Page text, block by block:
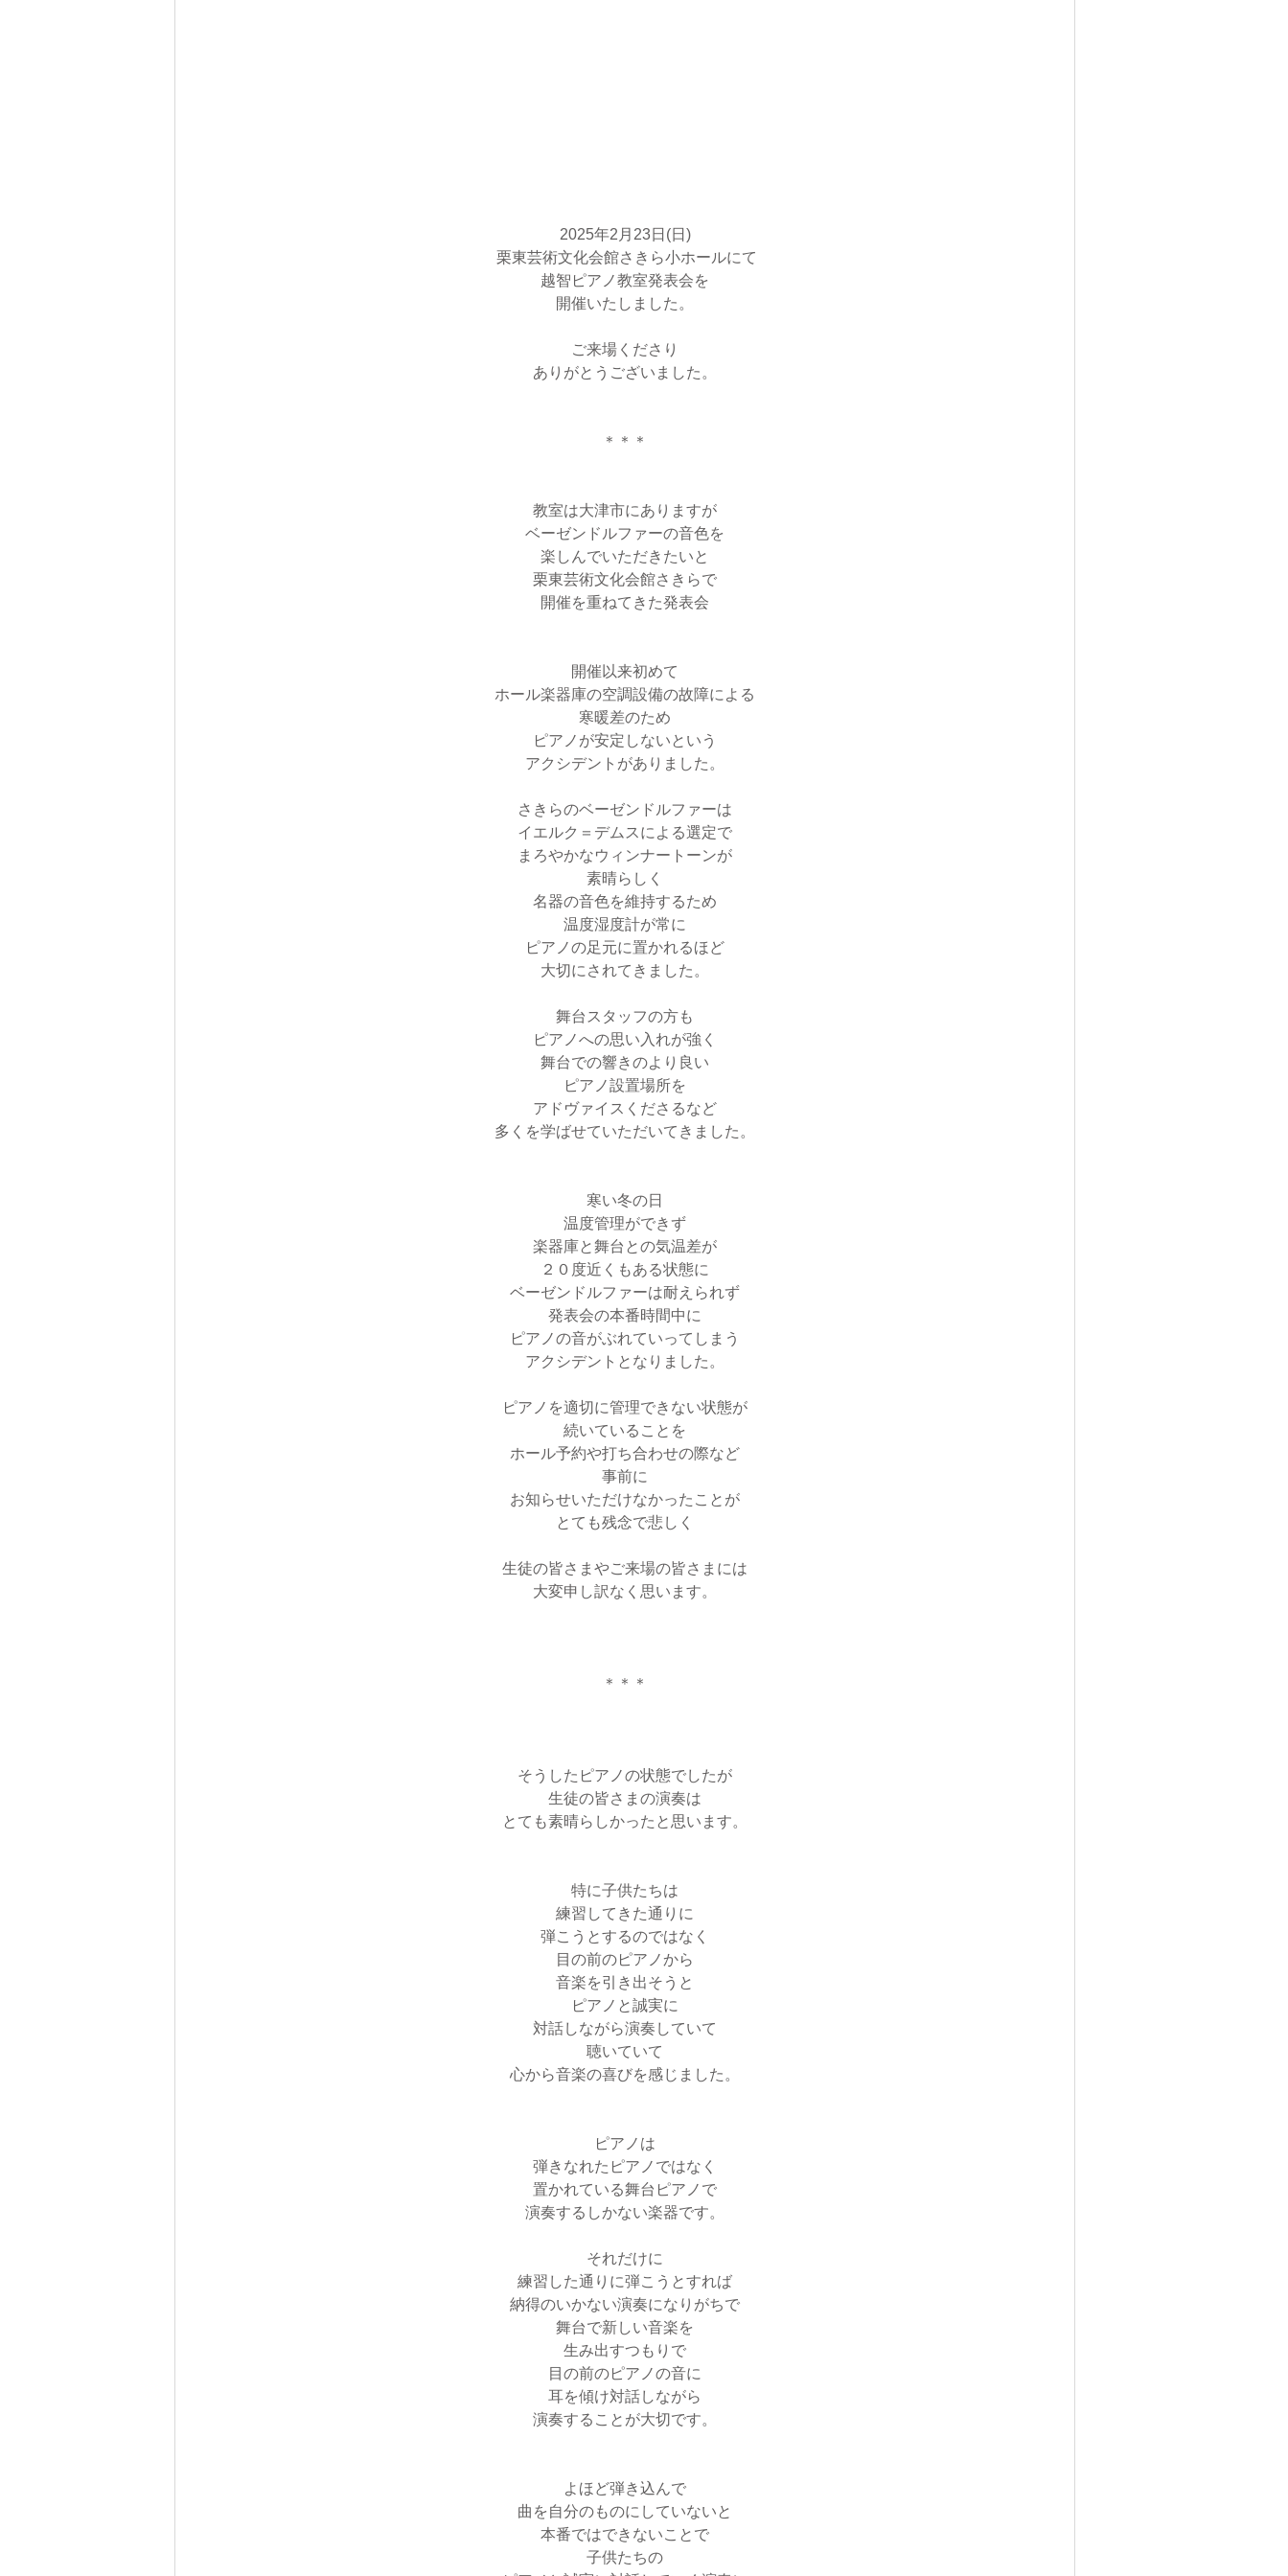
2025年2月23日(日)
栗東芸術文化会館さきら小ホールにて
越智ピアノ教室発表会を
開催いたしました。
ご来場くださり
ありがとうございました。
＊＊＊
教室は大津市にありますが
ベーゼンドルファーの音色を
楽しんでいただきたいと
栗東芸術文化会館さきらで
開催を重ねてきた発表会
開催以来初めて
ホール楽器庫の空調設備の故障による
寒暖差のため
ピアノが安定しないという
アクシデントがありました。
さきらのベーゼンドルファーは
イエルク＝デムスによる選定で
まろやかなウィンナートーンが
素晴らしく
名器の音色を維持するため
温度湿度計が常に
ピアノの足元に置かれるほど
大切にされてきました。
舞台スタッフの方も
ピアノへの思い入れが強く
舞台での響きのより良い
ピアノ設置場所を
アドヴァイスくださるなど
多くを学ばせていただいてきました。
寒い冬の日
温度管理ができず
楽器庫と舞台との気温差が
２０度近くもある状態に
ベーゼンドルファーは耐えられず
発表会の本番時間中に
ピアノの音がぶれていってしまう
アクシデントとなりました。
ピアノを適切に管理できない状態が
続いていることを
ホール予約や打ち合わせの際など
事前に
お知らせいただけなかったことが
とても残念で悲しく
生徒の皆さまやご来場の皆さまには
大変申し訳なく思います。
＊＊＊
そうしたピアノの状態でしたが
生徒の皆さまの演奏は
とても素晴らしかったと思います。
特に子供たちは
練習してきた通りに
弾こうとするのではなく
目の前のピアノから
音楽を引き出そうと
ピアノと誠実に
対話しながら演奏していて
聴いていて
心から音楽の喜びを感じました。
ピアノは
弾きなれたピアノではなく
置かれている舞台ピアノで
演奏するしかない楽器です。
それだけに
練習した通りに弾こうとすれば
納得のいかない演奏になりがちで
舞台で新しい音楽を
生み出すつもりで
目の前のピアノの音に
耳を傾け対話しながら
演奏することが大切です。
よほど弾き込んで
曲を自分のものにしていないと
本番ではできないことで
子供たちの